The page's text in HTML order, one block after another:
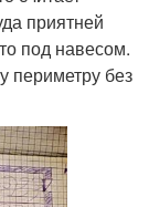
приятней
под навесом.
периметру без